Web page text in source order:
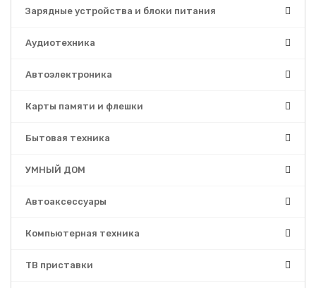
Зарядные устройства и блоки питания
Аудиотехника
Автоэлектроника
Карты памяти и флешки
Бытовая техника
УМНЫЙ ДОМ
Автоаксессуары
Компьютерная техника
ТВ приставки